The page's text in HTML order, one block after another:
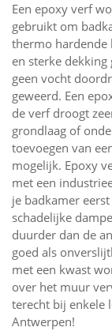
Een epoxy verf
gebruikt om
thermo hardende
en sterke
geen vocht
geweerd. Een
de verf droogt
grondlaag of
toevoegen van
mogelijk. Epoxy
met een
je badkamer
schadelijke
duurder dan de
goed als
met een kwast
over het muur
terecht bij enkele
Antwerpen!